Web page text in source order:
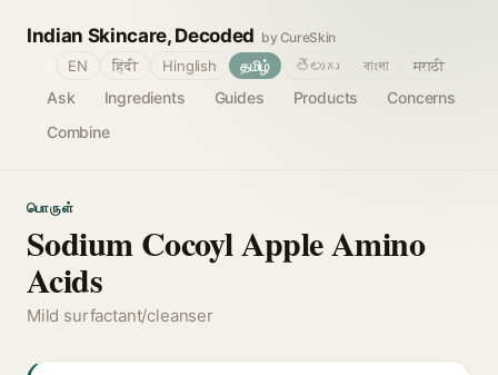
Indian Skincare, Decoded by CureSkin
Ask Ingredients Guides Products
Concerns
Combine
EN हिंदी Hinglish தமிழ் తెలుగు বাংলা मराठी
பொருள்
Sodium Cocoyl Apple Amino
Acids
Mild surfactant/cleanser